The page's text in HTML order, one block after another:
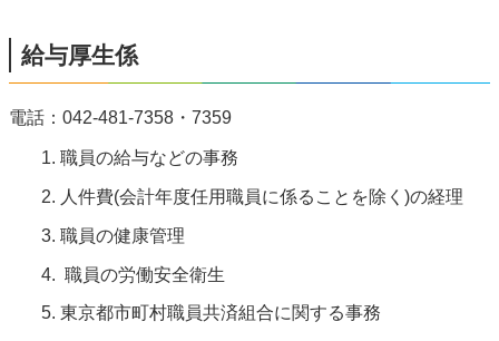
給与厚生係
電話：042-481-7358・7359
職員の給与などの事務
人件費(会計年度任用職員に係ることを除く)の経理
職員の健康管理
職員の労働安全衛生
東京都市町村職員共済組合に関する事務